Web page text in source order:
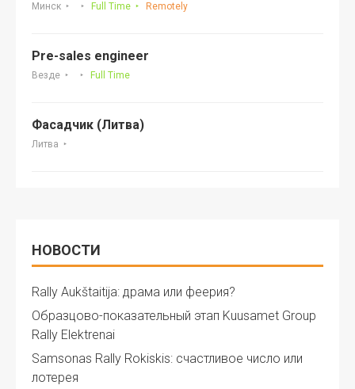
Минск Full Time Remotely
Pre-sales engineer
Везде Full Time
Фасадчик (Литва)
Литва
НОВОСТИ
Rally Aukštaitija: драма или феерия?
Образцово-показательный этап Kuusamet Group
Rally Elektrenai
Samsonas Rally Rokiskis: счастливое число или
лотерея